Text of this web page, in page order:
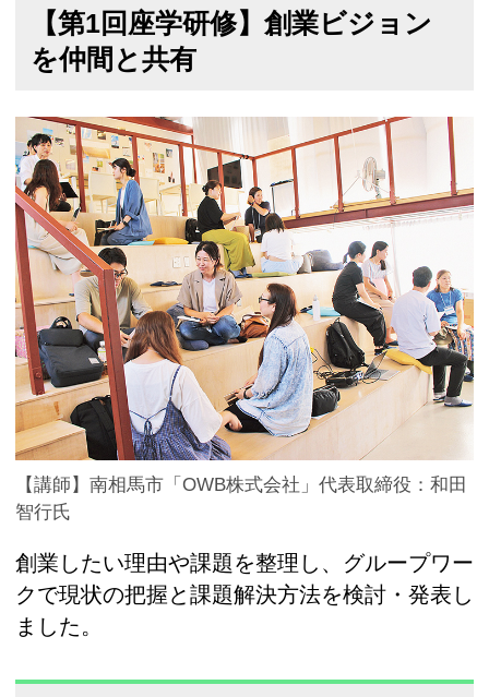
【第1回座学研修】創業ビジョン
を仲間と共有
【講師】南相馬市「OWB株式会社」代表取締役：和田
智行氏
創業したい理由や課題を整理し、グループワー
クで現状の把握と課題解決方法を検討・発表し
ました。